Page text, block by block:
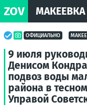
ZOV МАКЕЕВКА
ОФИЦИАЛЬНО
9 июля
Денисом
подвоз воды
района в
Управой